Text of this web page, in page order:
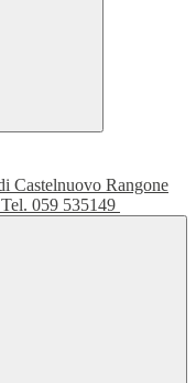
Tel. 059 535149